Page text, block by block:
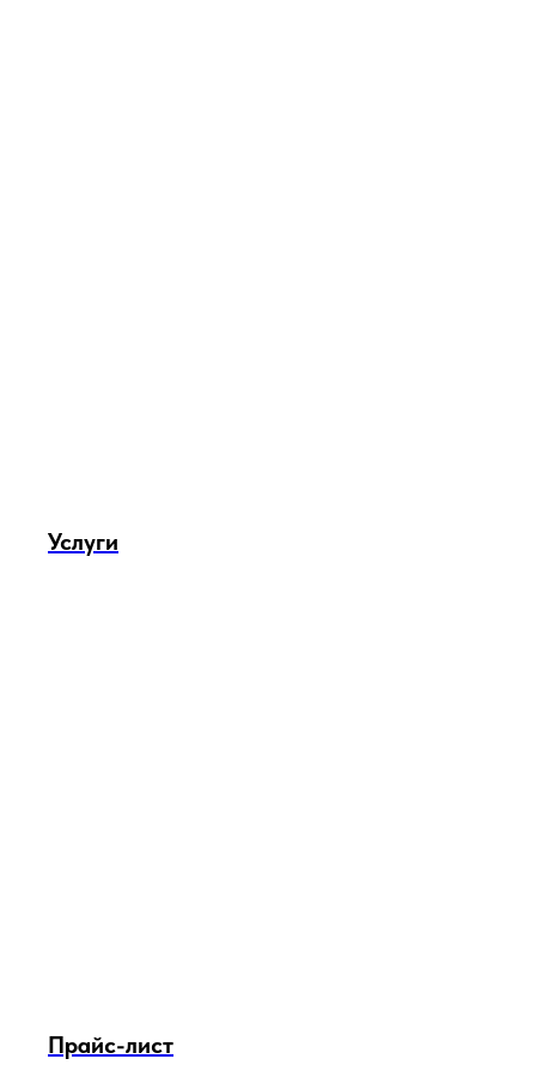
Услуги
Прайс-лист